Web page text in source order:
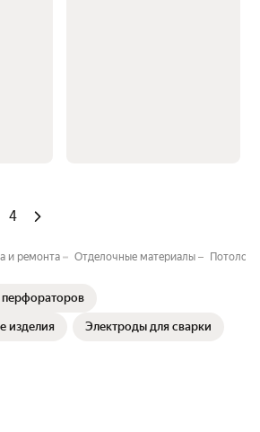
4
и ремонта Отделочные материалы
пики для перфораторов
изделия Электроды для сварки